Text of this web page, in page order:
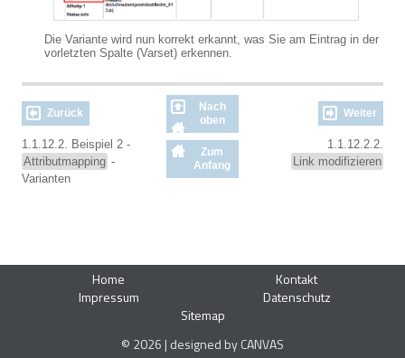
Die Variante wird nun korrekt erkannt, was Sie am Eintrag in der
vorletzten Spalte (Varset) erkennen.
Zurück
Nach
oben
Weiter
1.1.12.2. Beispiel 2 -
Attributmapping -
Varianten
Zum
Anfang
1.1.12.2.2.
Link modifizieren
Home
Kontakt
Impressum
Datenschutz
Sitemap
© 2026 | designed by CANVAS